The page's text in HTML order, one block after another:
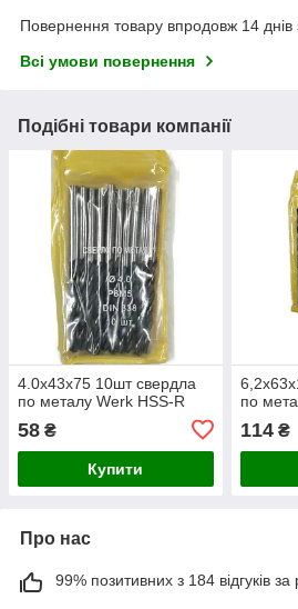
Повернення товару впродовж 14 днів
Всі умови повернення
Подібні товари компанії
4.0х43х75 10шт свердла
по металу Werk HSS-R
58 ₴
Купити
по
114₴
Про нас
99% позитивних з 184 відгуків за